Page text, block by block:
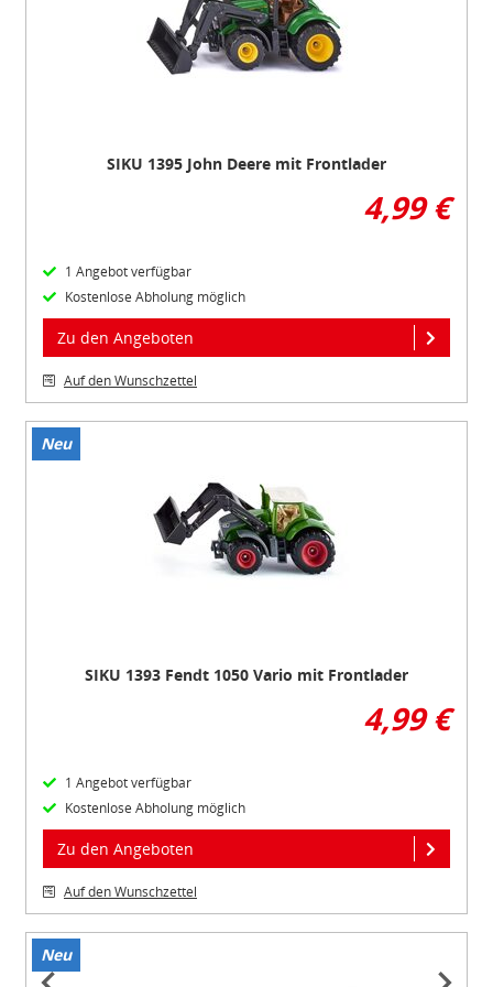
DatenschutzbestimmungenundImpressum
SIKU 1395 John Deere mit Frontlader
4,99 €
1 Angebot verfügbar
Kostenlose Abholung möglich
Zu den Angeboten
Auf den Wunschzettel
Neu
Item
SIKU 1393 Fendt 1050 Vario mit Frontlader
4,99 €
1 Angebot verfügbar
Kostenlose Abholung möglich
Zu den Angeboten
Auf den Wunschzettel
Neu
Item